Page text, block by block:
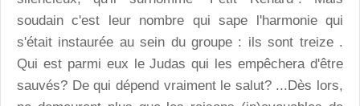
soudain c'est leur nombre qui sape l'harmonie qui
s'était instaurée au sein du groupe : ils sont treize .
Qui est parmi eux le Judas qui les empêchera d'être
sauvés? De qui dépend vraiment le salut? ...Dès lors,